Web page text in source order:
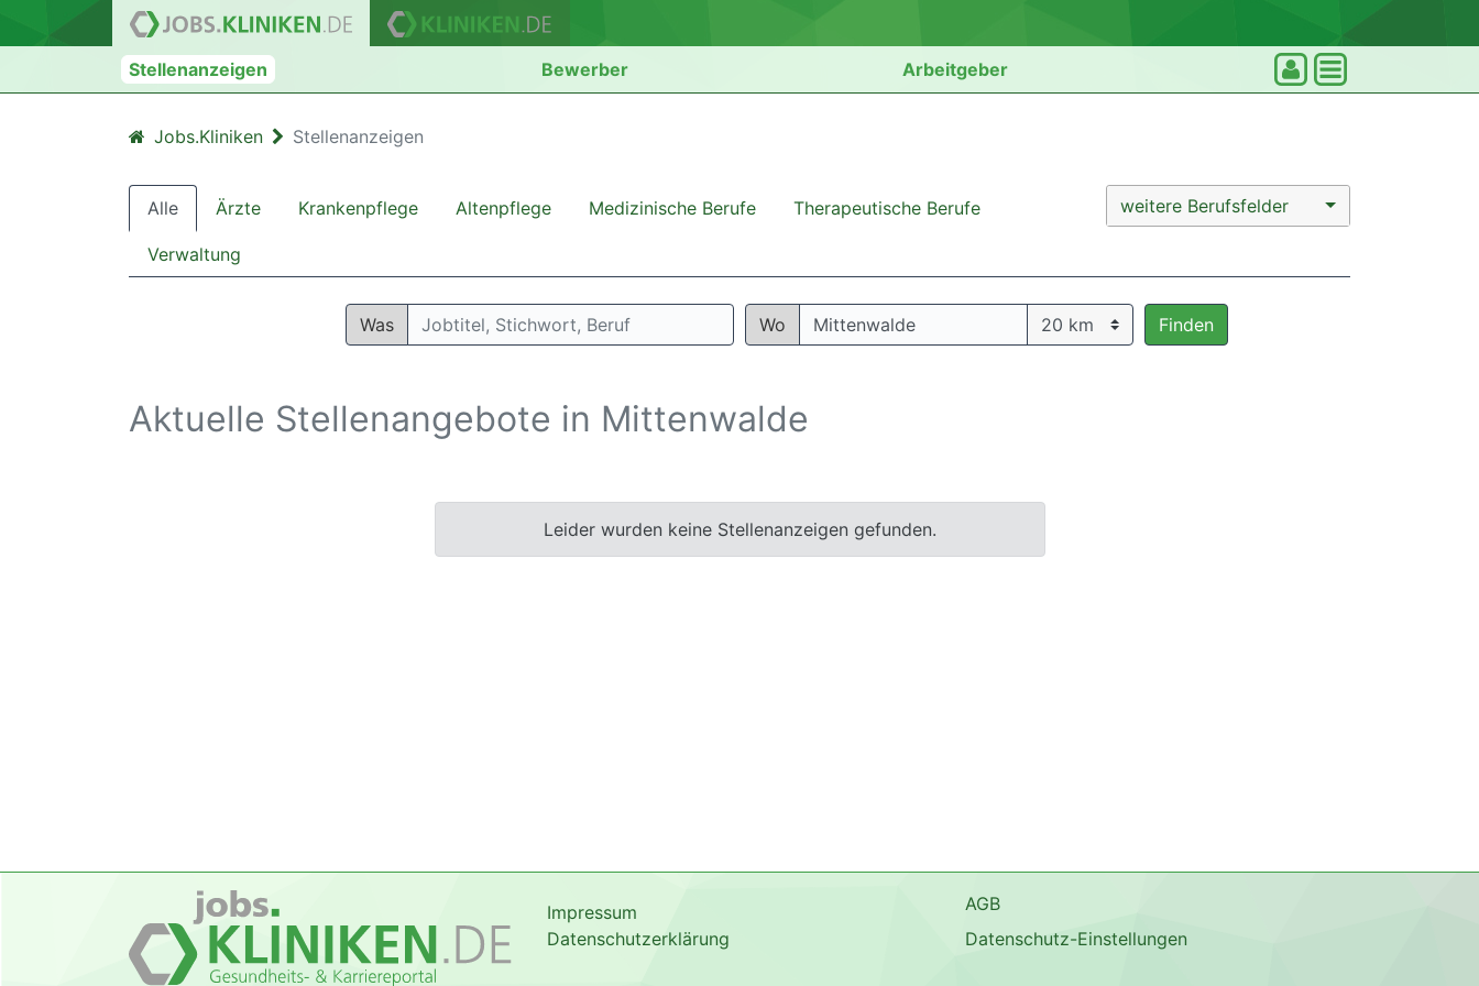
Stellenanzeigen Bewerber Arbeitgeber
Jobs.Kliniken Stellenanzeigen
Alle Ärzte Krankenpflege Altenpflege Medizinische Berufe Therapeutische Berufe
Verwaltung
weitere Berufsfelder
Was Wo Finden
Aktuelle Stellenangebote in Mittenwalde
Leider wurden keine Stellenanzeigen gefunden.
Impressum
Datenschutzerklärung
AGB
Datenschutz-Einstellungen